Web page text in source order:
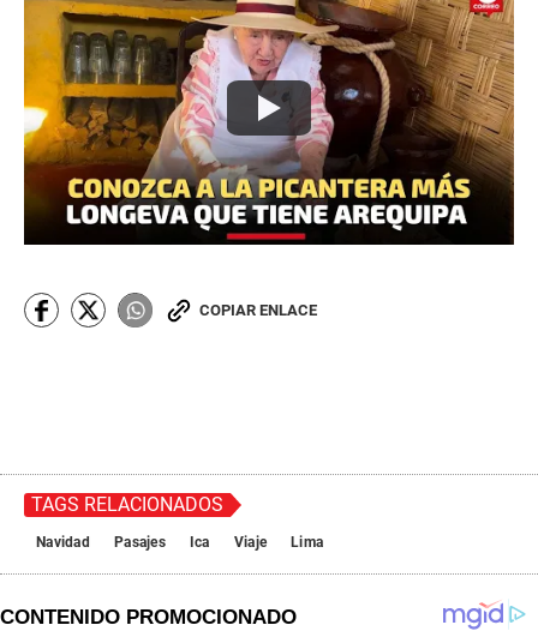
COPIAR ENLACE
TAGS RELACIONADOS
Navidad Pasajes Ica Viaje Lima